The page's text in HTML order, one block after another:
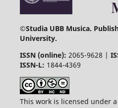
©Studia UBB Musica.
University.
ISSN (online): 2065-9628 |
ISSN-L: 1844-4369
This work is licensed under a